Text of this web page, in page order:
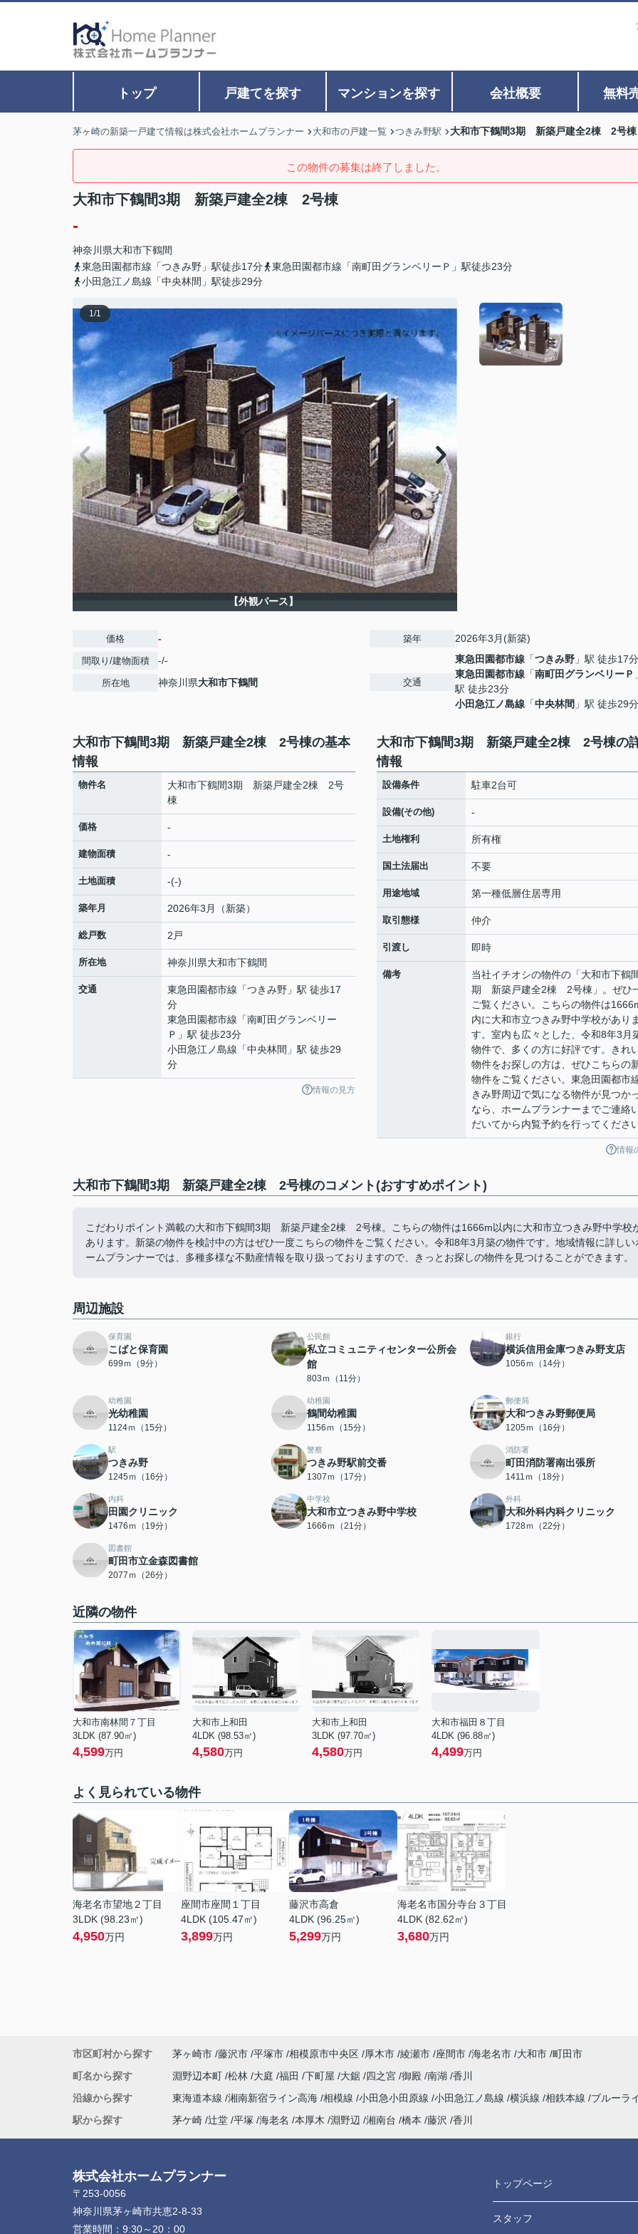
トップ 戸建てを探す マンションを探す 会社概要 無料
茅ヶ崎の新築一戸建て情報は株式会社ホームプランナー 大和市の戸建一覧 つきみ野駅 大和市下鶴間3期 新築戸建全2棟 2号棟
この物件の募集は終了しました。
大和市下鶴間3期 新築戸建全2棟 2号棟
-
神奈川県大和市下鶴間
東急田園都市線「つきみ野」駅徒歩17分
東急田園都市線「南町田グランベリーＰ」駅徒歩23分
小田急江ノ島線「中央林間」駅徒歩29分
1/1
【外観パース】
価格 -
間取り/建物面積 -/-
所在地 神奈川県大和市下鶴間
築年 2026年3月(新築)
交通
東急田園都市線 「つきみ野 」駅 徒歩17分
東急田園都市線 「南町田グランベリーＰ
駅 徒歩23分
小田急江ノ島線 「中央林間 」駅 徒歩29分
大和市下鶴間3期 新築戸建全2棟 2号棟の基本
情報
物件名
大和市下鶴間3期 新築戸建全2棟 2号
棟
価格 -
建物面積 -
土地面積 -(-)
築年月 2026年3月（新築）
総戸数 2戸
所在地 神奈川県大和市下鶴間
交通 東急田園都市線 「つきみ野 」駅 徒歩17
分
東急田園都市線 「南町田グランベリー
Ｐ 」駅 徒歩23分
小田急江ノ島線 「中央林間 」駅 徒歩29
分
情報の見方
大和市下鶴間3期 新築戸建全2棟 2号棟の
情報
設備条件 駐車2台可
設備(その他) -
土地権利 所有権
国土法届出 不要
用途地域 第一種低層住居専用
取引態様 仲介
引渡し 即時
備考
当社イチオシの物件の「大和市下鶴
期 新築戸建全2棟 2号棟」。ぜひ
ご覧ください。こちらの物件は
内に大和市立つきみ野中学校がありま
す。室内も広々とした、令和8年3月
物件で、多くの方に好評です。きれ
物件をお探しの方は、ぜひこちらの
物件をご覧ください。東急田園都市
きみ野周辺で気になる物件が見つか
なら、ホームプランナーまでご連絡
だいてから内覧予約を行ってください
情報
大和市下鶴間3期 新築戸建全2棟 2号棟のコメント(おすすめポイント)
こだわりポイント満載の大和市下鶴間3期 新築戸建全2棟 2号棟。こちらの物件は1666m以内に大和市立つきみ野中学校
あります。新築の物件を検討中の方はぜひ一度こちらの物件をご覧ください。令和8年3月築の物件です。地域情報に詳しい
ームプランナーでは、多種多様な不動産情報を取り扱っておりますので、きっとお探しの物件を見つけることができます。
周辺施設
保育園
こばと保育園
699ｍ（9分）
公民館
私立コミュニティセンター公所会
館
803ｍ（11分）
銀行
横浜信用金庫つきみ野支店
1056ｍ（14分）
幼稚園
光幼稚園
1124ｍ（15分）
幼稚園
鶴間幼稚園
1156ｍ（15分）
郵便局
大和つきみ野郵便局
1205ｍ（16分）
駅
つきみ野
1245ｍ（16分）
警察
つきみ野駅前交番
1307ｍ（17分）
消防署
町田消防署南出張所
1411ｍ（18分）
内科
田園クリニック
1476ｍ（19分）
中学校
大和市立つきみ野中学校
1666ｍ（21分）
外科
大和外科内科クリニック
1728ｍ（22分）
図書館
町田市立金森図書館
2077ｍ（26分）
近隣の物件
大和市南林間７丁目
3LDK (87.90㎡)
4,599万円
大和市上和田
4LDK (98.53㎡)
4,580万円
大和市上和田
3LDK (97.70㎡)
4,580万円
大和市福田８丁目
4LDK (96.88㎡)
4,499万円
よく見られている物件
海老名市望地２丁目
3LDK (98.23㎡)
4,950万円
座間市座間１丁目
4LDK (105.47㎡)
3,899万円
藤沢市高倉
4LDK (96.25㎡)
5,299万円
海老名市国分寺台３丁目
4LDK (82.62㎡)
3,680万円
市区町村から探す 茅ヶ崎市 藤沢市 平塚市 相模原市中央区 厚木市 綾瀬市 座間市 海老名市 大和市 町田市
町名から探す
淵野辺本町 松林 大庭 福田 下町屋 大鋸 四之宮 御殿 南湖 香川
沿線から探す
東海道本線 湘南新宿ライン高海 相模線 小田急小田原線 小田急江ノ島線 横浜線 相鉄本線 ブルーラ
駅から探す
茅ケ崎 辻堂 平塚 海老名 本厚木 淵野辺 湘南台 橋本 藤沢 香川
株式会社ホームプランナー
〒253-0056
神奈川県茅ヶ崎市共恵2-8-33
営業時間： 9:30～20：00
トップページ
スタッフ